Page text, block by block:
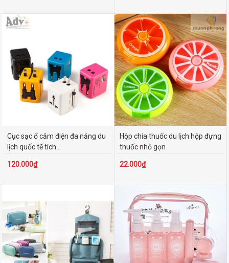
Cục sạc ổ cắm điện đa năng du
lịch quốc tế tích...
120.000₫
Hộp chia thuốc du lịch hộp đựng
thuốc nhỏ gọn
22.000₫